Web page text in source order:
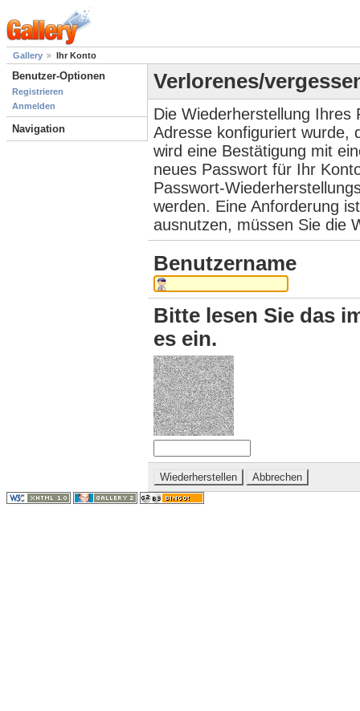
Gallery Ihr Konto
Benutzer-Optionen
Registrieren
Anmelden
Navigation
Verlorenes/
Die Wiederherstellung
Adresse konfiguriert wurde,
wird eine Bestätigung mit
neues Passwort für Ihr
Passwort-
werden. Eine Anforderung
ausnutzen, müssen Sie die
Benutzername
Bitte lesen Sie das
es ein.